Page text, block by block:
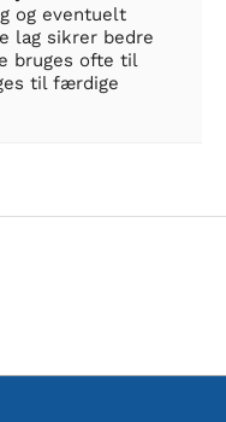
og eventuelt
lag sikrer bedre
bruges ofte til
til færdige